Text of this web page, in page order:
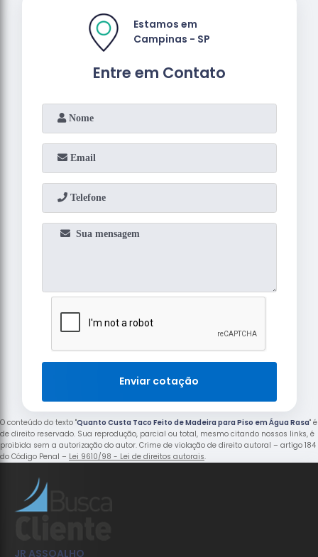
Entre em Contato
Estamos em
Campinas - SP
Enviar cotação
O conteúdo do texto "Quanto Custa Taco Feito de Madeira para Piso em Água Rasa" é
de direito reservado. Sua reprodução, parcial ou total, mesmo citando nossos links, é
proibida sem a autorização do autor. Crime de violação de direito autoral – artigo 184
do Código Penal – Lei 9610/98 - Lei de direitos autorais.
JR ASSOALHO